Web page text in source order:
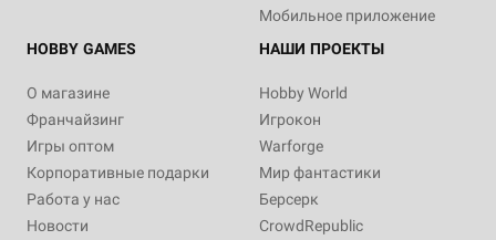
Мобильное приложение
HOBBY GAMES
О магазине
Франчайзинг
Игры оптом
Корпоративные подарки
Работа у нас
Новости
НАШИ ПРОЕКТЫ
Hobby World
Игрокон
Warforge
Мир фантастики
Берсерк
CrowdRepublic